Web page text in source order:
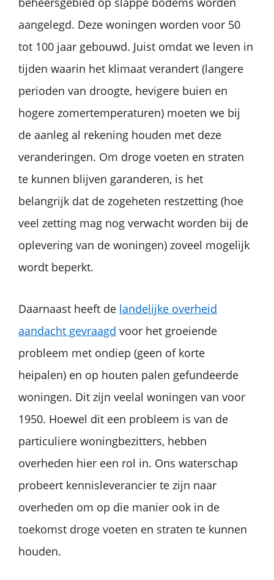
aangelegd. Deze woningen worden voor 50
tot 100 jaar gebouwd. Juist omdat we leven in
tijden waarin het klimaat verandert (langere
perioden van droogte, hevigere buien en
hogere zomertemperaturen) moeten we bij
de aanleg al rekening houden met deze
veranderingen. Om droge voeten en straten
te kunnen blijven garanderen, is het
belangrijk dat de zogeheten restzetting (hoe
veel zetting mag nog verwacht worden bij de
oplevering van de woningen) zoveel mogelijk
wordt beperkt.
Daarnaast heeft de landelijke overheid
aandacht gevraagd voor het groeiende
probleem met ondiep (geen of korte
heipalen) en op houten palen gefundeerde
woningen. Dit zijn veelal woningen van voor
1950. Hoewel dit een probleem is van de
particuliere woningbezitters, hebben
overheden hier een rol in. Ons waterschap
probeert kennisleverancier te zijn naar
overheden om op die manier ook in de
toekomst droge voeten en straten te kunnen
houden.